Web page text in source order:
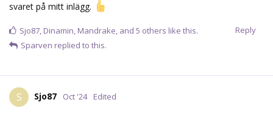
svaret på mitt inlägg.
Reply
Sjo87, Dinamin, Mandrake, and 5 others like this.
Sparven replied to this.
S Sjo87 Oct '24 Edited